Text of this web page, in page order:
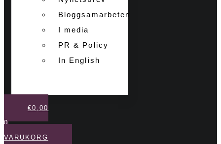
Bloggsamarbeten
I media
PR & Policy
In English
€0,00
0
VARUKORG